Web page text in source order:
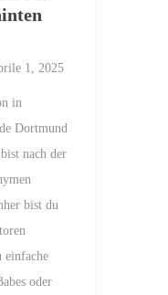
1, 2025
in
Dortmund
nach der
bist du
einfache
oder